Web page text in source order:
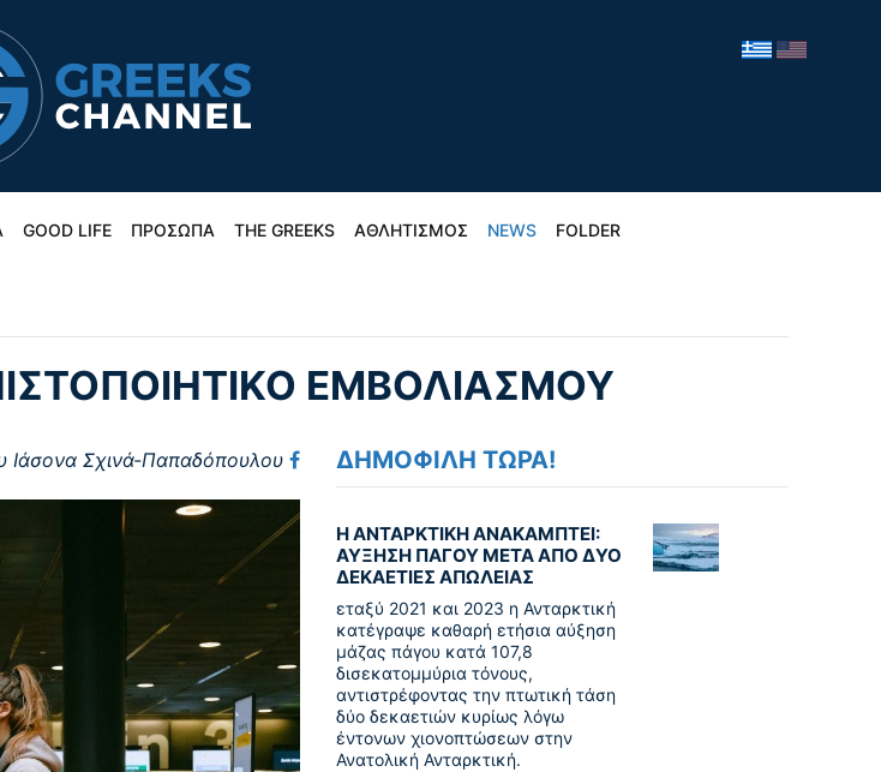
GOOD LIFE ΠΡΟΣΩΠΑ THE GREEKS ΑΘΛΗΤΙΣΜΟΣ NEWS FOLDER
ΕΜΒΟΛΙΑΣΜΟΥ
Ιάσονα Σχινά-Παπαδόπουλου ΔΗΜΟΦΙΛΗ ΤΩΡΑ!
Η ΑΝΤΑΡΚΤΙΚΗ ΑΝΑΚΑΜΠΤΕΙ:
ΑΥΞΗΣΗ ΠΑΓΟΥ ΜΕΤΑ ΑΠΟ ΔΥΟ
ΔΕΚΑΕΤΙΕΣ ΑΠΩΛΕΙΑΣ
εταξύ 2021 και 2023 η Ανταρκτική
κατέγραψε καθαρή ετήσια αύξηση
μάζας πάγου κατά 107,8
δισεκατομμύρια τόνους,
αντιστρέφοντας την πτωτική τάση
δύο δεκαετιών κυρίως λόγω
έντονων χιονοπτώσεων στην
Ανατολική Ανταρκτική.